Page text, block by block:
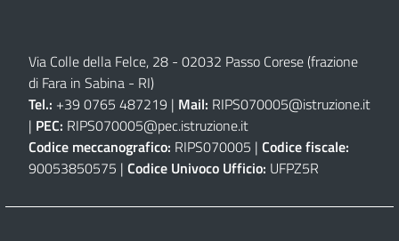
Via Colle della Felce, 28 - 02032 Passo Corese (frazione
di Fara in Sabina - RI)
Tel.: +39 0765 487219 | Mail: RIPS070005@istruzione.it
| PEC: RIPS070005@pec.istruzione.it
Codice meccanografico: RIPS070005 | Codice fiscale:
90053850575 | Codice Univoco Ufficio: UFPZ5R